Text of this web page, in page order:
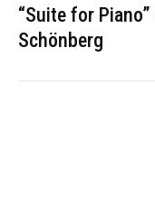
“Suite for
Schönberg